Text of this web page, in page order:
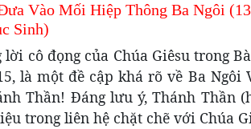
Vào Mối Hiệp Thông Ba Ngôi
Sinh)
lời cô đọng của Chúa Giêsu trong
là một đề cập khá rõ về Ba Ngôi
Thần! Đáng lưu ý, Thánh Thần
trong liên hệ chặt chẽ với Chúa